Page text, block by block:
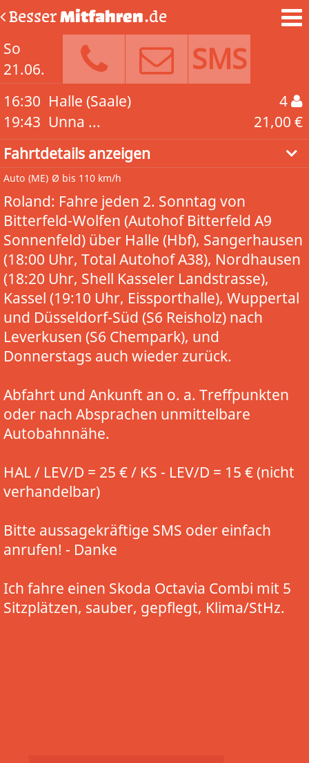
BesserMitfahren.de
So
21.06.
SMS
16:30
19:43
Halle (Saale)
Unna ...
4
21,00 €
Fahrtdetails anzeigen
Auto (ME) Ø bis 110 km/h
Roland: Fahre jeden 2. Sonntag von
Bitterfeld-Wolfen (Autohof Bitterfeld A9
Sonnenfeld) über Halle (Hbf), Sangerhausen
(18:00 Uhr, Total Autohof A38), Nordhausen
(18:20 Uhr, Shell Kasseler Landstrasse),
Kassel (19:10 Uhr, Eissporthalle), Wuppertal
und Düsseldorf-Süd (S6 Reisholz) nach
Leverkusen (S6 Chempark), und
Donnerstags auch wieder zurück.
Abfahrt und Ankunft an o. a. Treffpunkten
oder nach Absprachen unmittelbare
Autobahnnähe.
HAL / LEV/D = 25 € / KS - LEV/D = 15 € (nicht
verhandelbar)
Bitte aussagekräftige SMS oder einfach
anrufen! - Danke
Ich fahre einen Skoda Octavia Combi mit 5
Sitzplätzen, sauber, gepflegt, Klima/StHz.